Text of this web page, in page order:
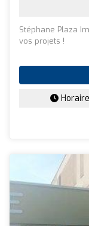
Stéphane Plaza
vos projets !